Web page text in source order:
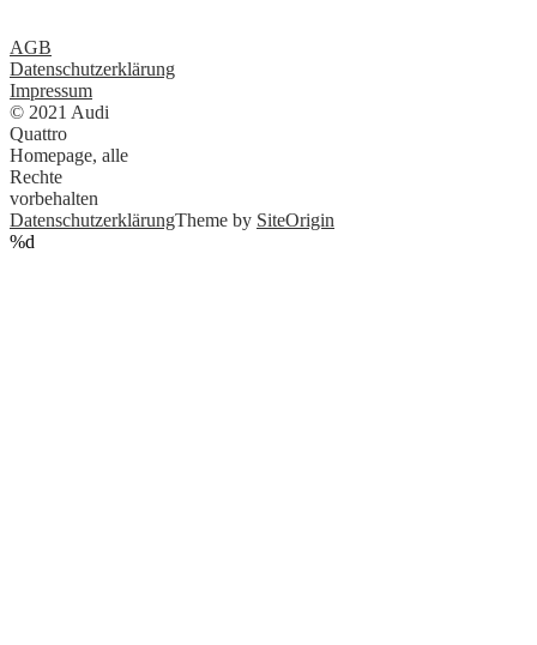
AGB
Datenschutzerklärung
Impressum
© 2021 Audi
Quattro
Homepage, alle
Rechte
vorbehalten
DatenschutzerklärungTheme by SiteOrigin
%d